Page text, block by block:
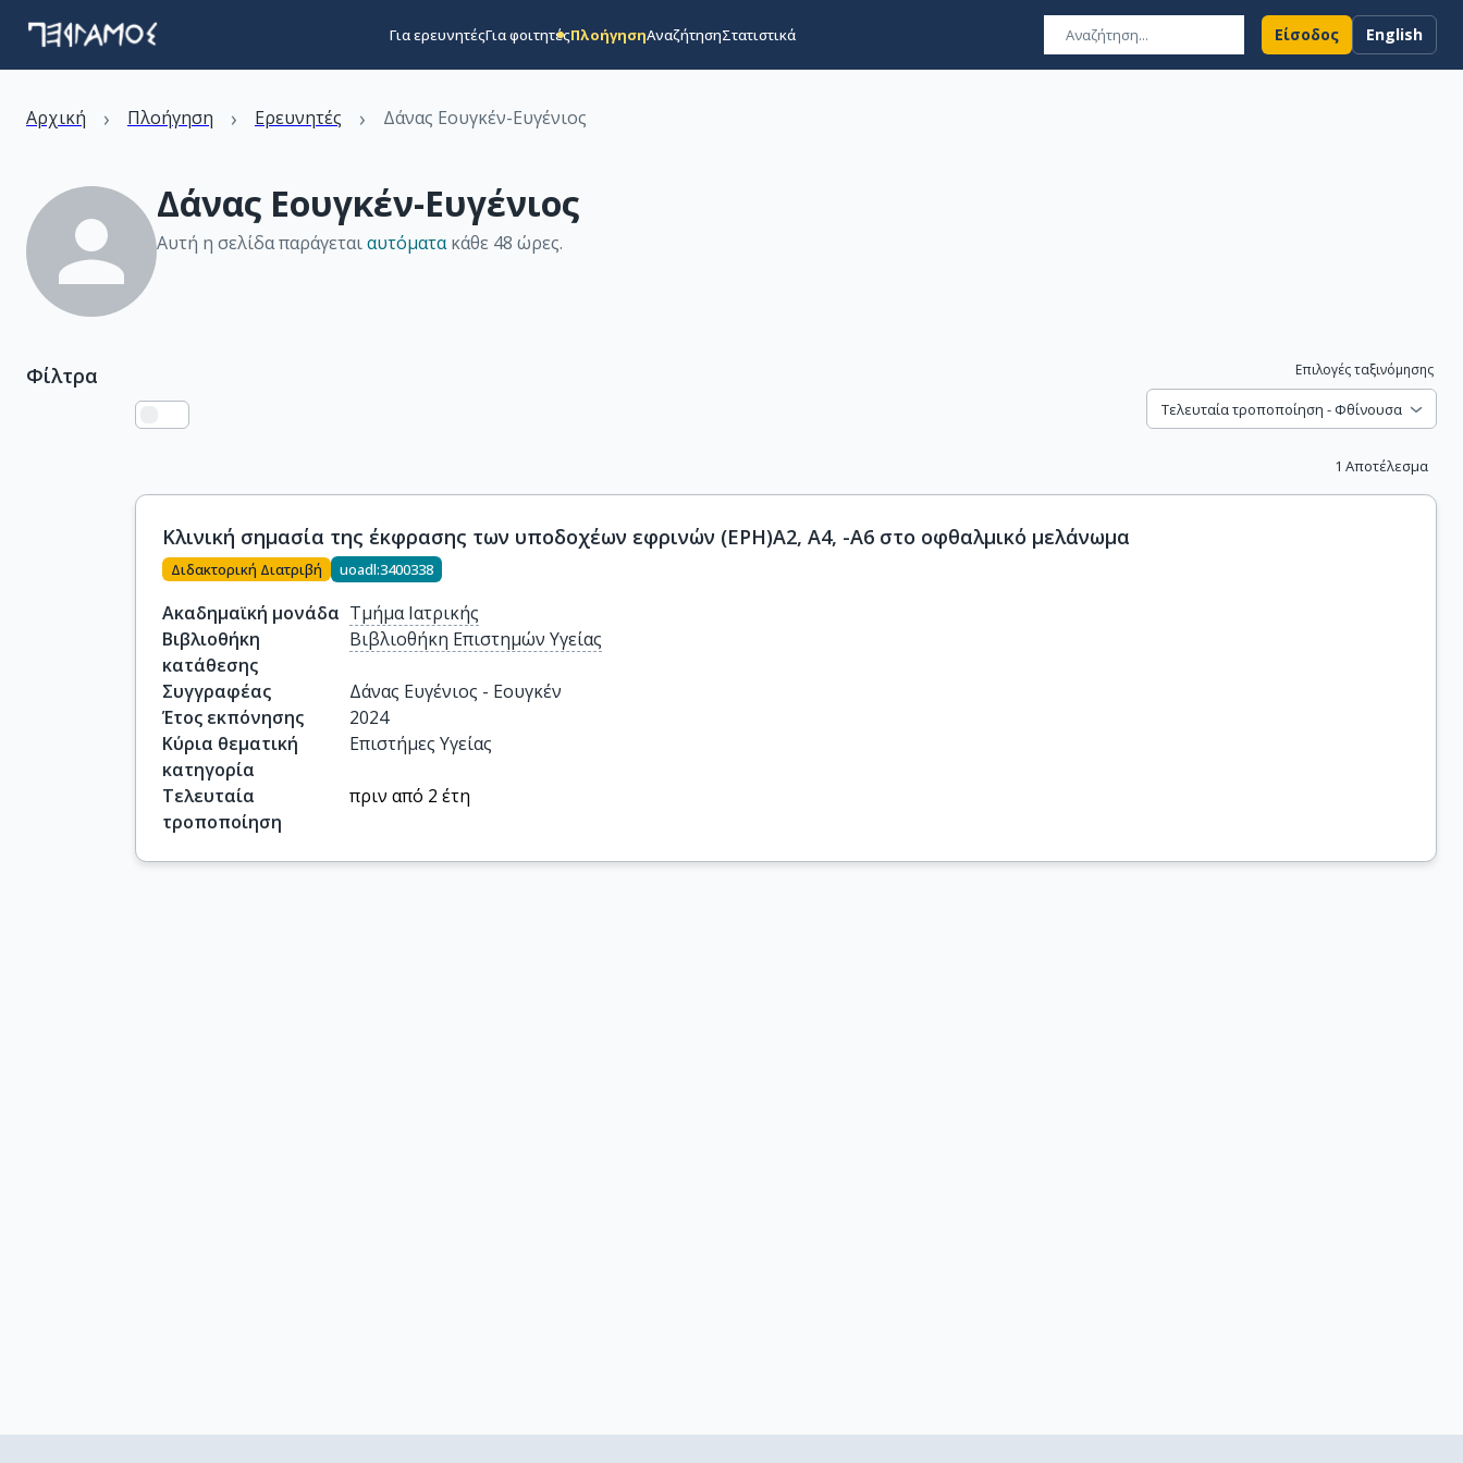
Για ερευνητέςΓια φοιτητέςΠλοήγησηΑναζήτησηΣτατιστικά Είσοδος English
Αρχική › Πλοήγηση › Ερευνητές › Δάνας Εουγκέν-Ευγένιος
Δάνας Εουγκέν-Ευγένιος
Αυτή η σελίδα παράγεταιαυτόματακάθε 48 ώρες.
Φίλτρα Επιλογές ταξινόμησης
Τελευταία τροποποίηση - Φθίνουσα
1 Αποτέλεσμα
Κλινική σημασία της έκφρασης των υποδοχέων εφρινών (EPH)A2, A4, -A6 στο οφθαλμικό μελάνωμα
Διδακτορική Διατριβή uoadl:3400338
Ακαδημαϊκή μονάδα Τμήμα Ιατρικής
Βιβλιοθήκη
κατάθεσης
Βιβλιοθήκη Επιστημών Υγείας
Συγγραφέας
Δάνας Ευγένιος - Εουγκέν
Έτος εκπόνησης
2024
Κύρια θεματική
κατηγορία
Επιστήμες Υγείας
Τελευταία
τροποποίηση
πριν από 2 έτη